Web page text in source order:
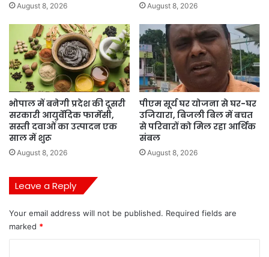
August 8, 2026 August 8, 2026
भोपाल में बनेगी प्रदेश की दूसरी
सरकारी आयुर्वेदिक फार्मेसी,
सस्ती दवाओं का उत्पादन एक
साल में शुरू
August 8, 2026
पीएम सूर्य घर योजना से घर-घर
उजियारा, बिजली बिल में बचत
से परिवारों को मिल रहा आर्थिक
संबल
August 8, 2026
Leave a Reply
Your email address will not be published. Required fields are
marked *